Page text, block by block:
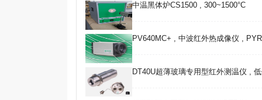
中温黑体炉CS1500 , 300~1500°C
PV640MC+ , 中波红外热成像仪 ,
DT40U超薄玻璃专用型红外测温仪 ,